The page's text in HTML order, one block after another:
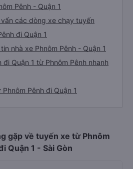
Pênh - Quận 1
các dòng xe chạy tuyến
đi Quận 1
nhà xe Phnôm Pênh - Quận 1
Quận 1 từ Phnôm Pênh nhanh
Pênh đi Quận 1
gặp về tuyến xe từ Phnôm
Quận 1 - Sài Gòn